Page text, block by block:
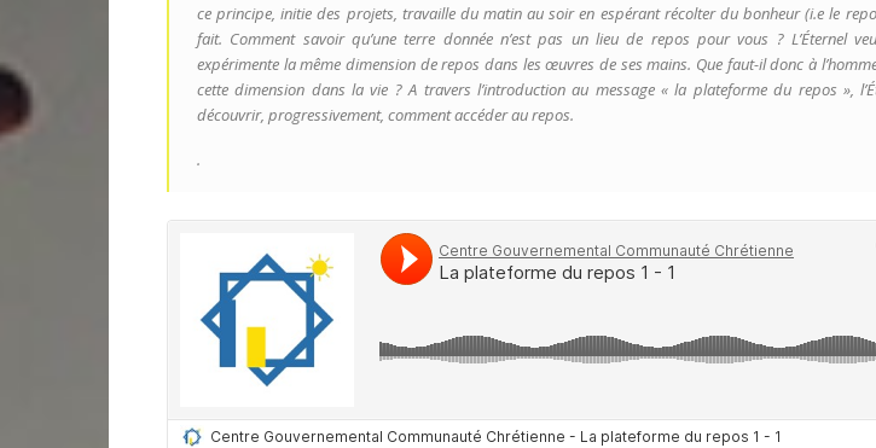
ce principe, initie des projets, travaille du matin au soir en espérant récolter du bonheur (i.e le
fait. Comment savoir qu’une terre donnée n’est pas un lieu de repos pour vous ? L’Éternel
expérimente la même dimension de repos dans les œuvres de ses mains. Que faut-il donc à
cette dimension dans la vie ? A travers l’introduction au message « la plateforme du repos »,
découvrir, progressivement, comment accéder au repos.
.